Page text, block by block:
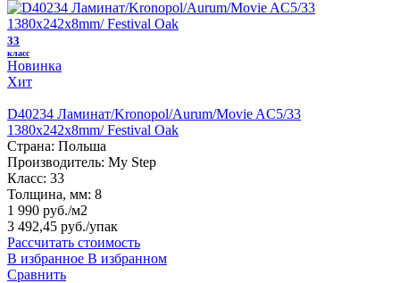
33
класс
Новинка
Хит
D40234 Ламинат/Kronopol/Aurum/Movie AC5/33
1380х242х8mm/ Festival Oak
Страна: Польша
Производитель: My Step
Класс: 33
Толщина, мм: 8
1 990 руб./м2
3 492,45 руб./упак
Рассчитать стоимость
В избранное В избранном
Сравнить